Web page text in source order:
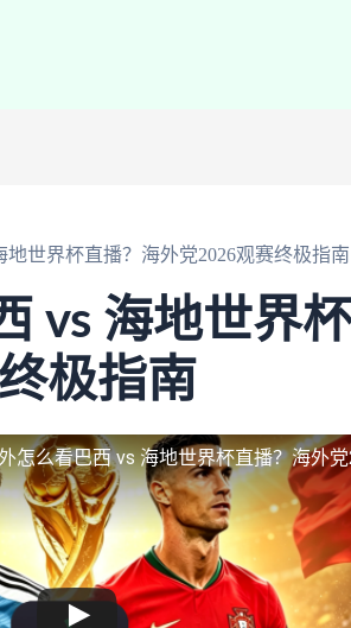
地世界杯直播？海外党2026观赛终极指南
vs 海地世界杯
极指南
怎么看巴西 vs 海地世界杯直播？海外